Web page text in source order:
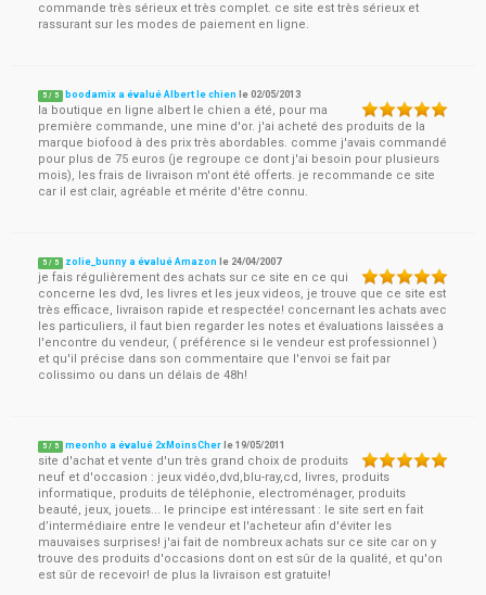
commande très sérieux et très complet. ce site est très sérieux et
rassurant sur les modes de paiement en ligne.
5 / 5 boodamix a évalué Albert le chien le02/05/2013
la boutique en ligne albert le chien a été, pour ma
première commande, une mine d'or. j'ai acheté des produits de la
marque biofood à des prix très abordables. comme j'avais commandé
pour plus de 75 euros (je regroupe ce dont j'ai besoin pour plusieurs
mois), les frais de livraison m'ont été offerts. je recommande ce site
car il est clair, agréable et mérite d'être connu.
5 / 5 zolie_bunny a évalué Amazon le 24/04/2007
je fais régulièrement des achats sur ce site en ce qui
concerne les dvd, les livres et les jeux videos, je trouve que ce site est
très efficace, livraison rapide et respectée! concernant les achats avec
les particuliers, il faut bien regarder les notes et évaluations laissées a
l'encontre du vendeur, ( préférence si le vendeur est professionnel )
et qu'il précise dans son commentaire que l'envoi se fait par
colissimo ou dans un délais de 48h!
5 / 5 meonho a évalué 2xMoinsCher le19/05/2011
site d'achat et vente d'un très grand choix de produits
neuf et d'occasion : jeux vidéo,dvd,blu-ray,cd, livres, produits
informatique, produits de téléphonie, electroménager, produits
beauté, jeux, jouets... le principe est intéressant : le site sert en fait
d’intermédiaire entre le vendeur et l'acheteur afin d'éviter les
mauvaises surprises! j'ai fait de nombreux achats sur ce site car on y
trouve des produits d'occasions dont on est sûr de la qualité, et qu'on
est sûr de recevoir! de plus la livraison est gratuite!